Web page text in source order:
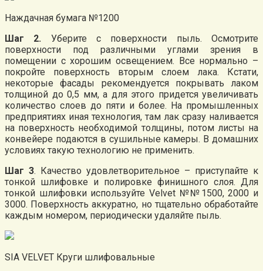
Наждачная бумага №1200
Шаг 2. Уберите с поверхности пыль. Осмотрите
поверхности под различными углами зрения в
помещении с хорошим освещением. Все нормально –
покройте поверхность вторым слоем лака. Кстати,
некоторые фасады рекомендуется покрывать лаком
толщиной до 0,5 мм, а для этого придется увеличивать
количество слоев до пяти и более. На промышленных
предприятиях иная технология, там лак сразу наливается
на поверхность необходимой толщины, потом листы на
конвейере подаются в сушильные камеры. В домашних
условиях такую технологию не применить.
Шаг 3. Качество удовлетворительное – приступайте к
тонкой шлифовке и полировке финишного слоя. Для
тонкой шлифовки используйте Velvet №№1500, 2000 и
3000. Поверхность аккуратно, но тщательно обработайте
каждым номером, периодически удаляйте пыль.
SIA VELVET Круги шлифовальные